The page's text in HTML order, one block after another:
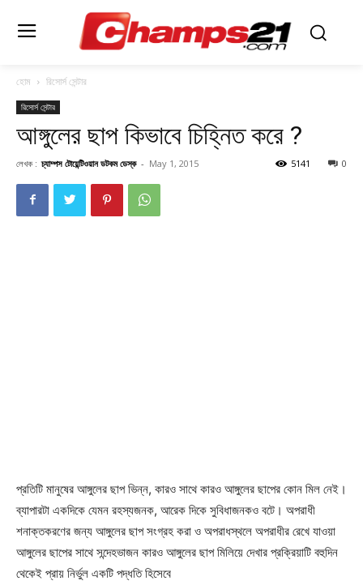
হোম রিসোর্স সেন্টার
রিসোর্স সেন্টার
আঙ্গুলের ছাপ কিভাবে চিহ্নিত করে ?
লেখক : চ্যাম্পস টোয়েন্টিওয়ান ডটকম ডেস্ক - May 1, 2015 0
5141
প্রতিটি মানুষের আঙ্গুলের ছাপ ভিন্ন, কারও সাথে কারও আঙ্গুলের ছাপের কোন মিল নেই।
ব্যাপারটা একদিকে যেমন রহস্যজনক, আরেক দিকে সুবিধাজনকও বটে। অপরাধী
শনাক্তকরণের জন্য আঙ্গুলের ছাপ সংগ্রহ করা ও অপরাধস্থলে অপরাধীর রেখে যাওয়া
আঙ্গুলের ছাপের সাথে সন্দেহভাজন কারও আঙ্গুলের ছাপমিলিয়ে দেখার প্রক্রিয়াটি বহুদিন
থেকেই প্রায় নির্ভুল একটি পদ্ধতি হিসেবে